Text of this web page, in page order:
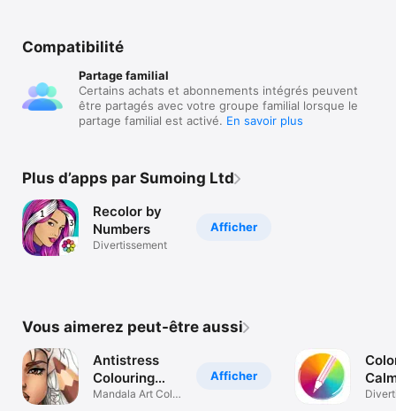
Compatibilité
Partage familial
Certains achats et abonnements intégrés peuvent
être partagés avec votre groupe familial lorsque le
partage familial est activé. En savoir plus
Plus d’apps par Sumoing Ltd
Afficher
Recolor by
Numbers
Divertissement
Vous aimerez peut-être aussi
Afficher
Antistress
Colouring
Games
Mandala Art Color